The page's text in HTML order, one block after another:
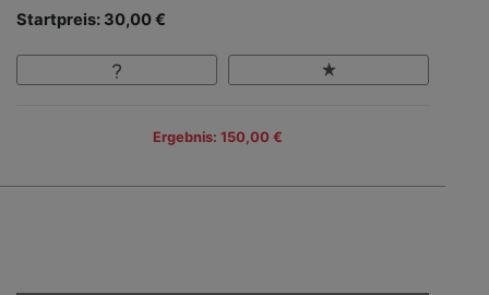
Startpreis: 30,00 €
Ergebnis: 150,00 €